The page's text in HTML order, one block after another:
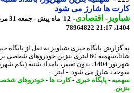
ها شارژ می شود
-اقتصادی-
12 ماه پیش - جمعه 31 مرداد
78964822
پایگاه خبری شباویز به نقل از پایگاه خبری
شانا،سهمیه 60 لیتری بنزین خودروهای شخصی برای
شهریور 1404، بدون تغییر، بامداد شنبه (یکم
شارژ می شود. - لیتر ...
-پایگاه خبری- کارت ها- خودروهای شخصی-